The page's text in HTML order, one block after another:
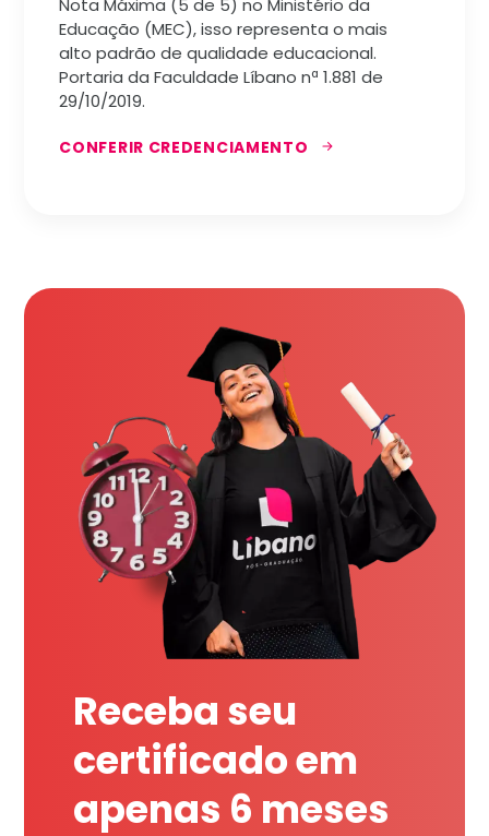
Nota Máxima (5 de 5) no Ministério da
Educação (MEC), isso representa o mais
alto padrão de qualidade educacional.
Portaria da Faculdade Líbano nª 1.881 de
29/10/2019.
CONFERIR CREDENCIAMENTO
Receba seu
certificado em
apenas 6 meses